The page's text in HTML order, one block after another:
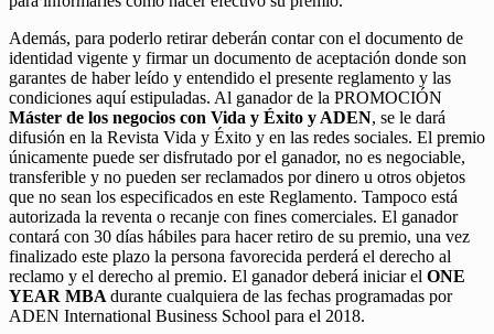
Además, para poderlo retirar deberán contar con el documento de
identidad vigente y firmar un documento de aceptación donde son
garantes de haber leído y entendido el presente reglamento y las
condiciones aquí estipuladas. Al ganador de la PROMOCIÓN
Máster de los negocios con Vida y Éxito y ADEN, se le dará
difusión en la Revista Vida y Éxito y en las redes sociales. El premio
únicamente puede ser disfrutado por el ganador, no es negociable,
transferible y no pueden ser reclamados por dinero u otros objetos
que no sean los especificados en este Reglamento. Tampoco está
autorizada la reventa o recanje con fines comerciales. El ganador
contará con 30 días hábiles para hacer retiro de su premio, una vez
finalizado este plazo la persona favorecida perderá el derecho al
reclamo y el derecho al premio. El ganador deberá iniciar el ONE
YEAR MBA durante cualquiera de las fechas programadas por
ADEN International Business School para el 2018.